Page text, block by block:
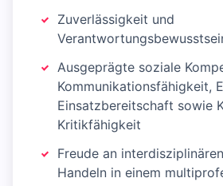
Zuverlässigkeit und
Ausgeprägte soziale
Kommunikationsfähigkeit,
Einsatzbereitschaft sowie
Kritikfähigkeit
Freude an
Handeln in einem